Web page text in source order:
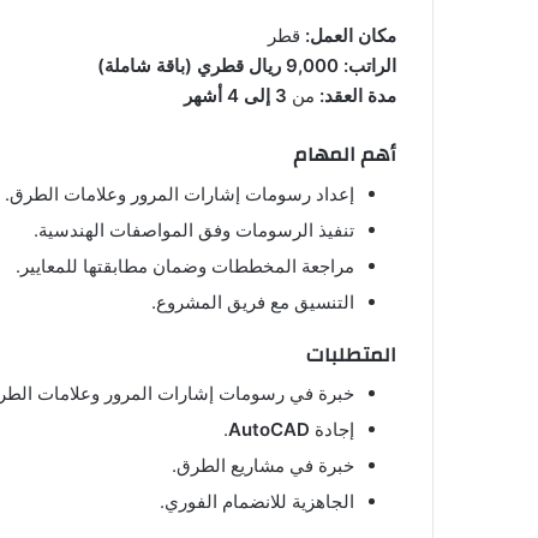
مكان العمل: قطر
الراتب: 9,000 ريال قطري (باقة شاملة)
مدة العقد: من 3 إلى 4 أشهر
أهم المهام
إعداد رسومات إشارات المرور وعلامات الطرق.
تنفيذ الرسومات وفق المواصفات الهندسية.
مراجعة المخططات وضمان مطابقتها للمعايير.
التنسيق مع فريق المشروع.
المتطلبات
خبرة في رسومات إشارات المرور وعلامات
إجادة AutoCAD
.
خبرة في مشاريع الطرق.
الجاهزية للانضمام الفوري.